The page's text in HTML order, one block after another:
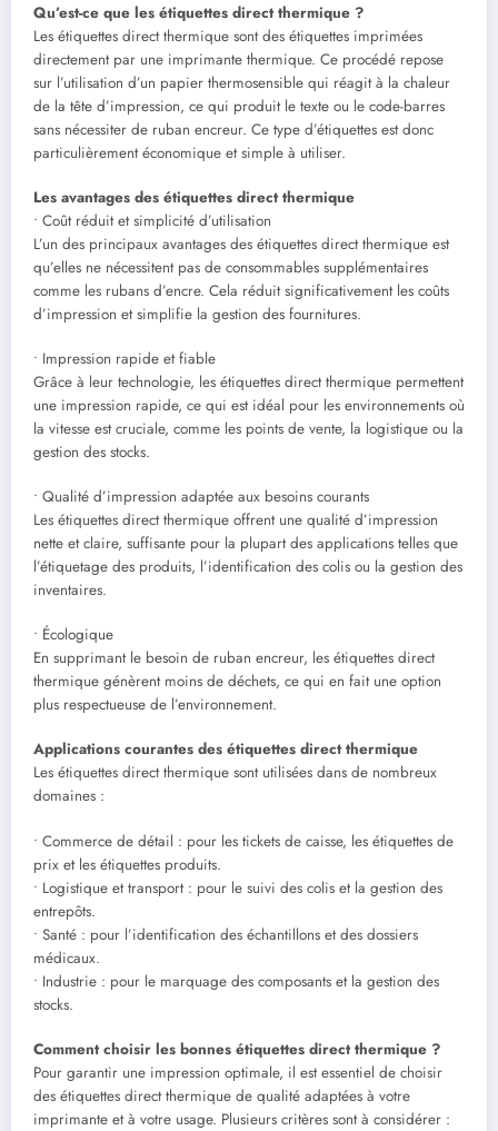
Qu’est-ce que les étiquettes direct thermique ?
Les étiquettes direct thermique sont des étiquettes imprimées
directement par une imprimante thermique. Ce procédé repose
sur l’utilisation d’un papier thermosensible qui réagit à la chaleur
de la tête d’impression, ce qui produit le texte ou le code-barres
sans nécessiter de ruban encreur. Ce type d’étiquettes est donc
particulièrement économique et simple à utiliser.
Les avantages des étiquettes direct thermique
• Coût réduit et simplicité d’utilisation
L’un des principaux avantages des étiquettes direct thermique est
qu’elles ne nécessitent pas de consommables supplémentaires
comme les rubans d’encre. Cela réduit significativement les coûts
d’impression et simplifie la gestion des fournitures.
• Impression rapide et fiable
Grâce à leur technologie, les étiquettes direct thermique permettent
une impression rapide, ce qui est idéal pour les environnements où
la vitesse est cruciale, comme les points de vente, la logistique ou la
gestion des stocks.
• Qualité d’impression adaptée aux besoins courants
Les étiquettes direct thermique offrent une qualité d’impression
nette et claire, suffisante pour la plupart des applications telles que
l’étiquetage des produits, l’identification des colis ou la gestion des
inventaires.
• Écologique
En supprimant le besoin de ruban encreur, les étiquettes direct
thermique génèrent moins de déchets, ce qui en fait une option
plus respectueuse de l’environnement.
Applications courantes des étiquettes direct thermique
Les étiquettes direct thermique sont utilisées dans de nombreux
domaines :
• Commerce de détail : pour les tickets de caisse, les étiquettes de
prix et les étiquettes produits.
• Logistique et transport : pour le suivi des colis et la gestion des
entrepôts.
• Santé : pour l’identification des échantillons et des dossiers
médicaux.
• Industrie : pour le marquage des composants et la gestion des
stocks.
Comment choisir les bonnes étiquettes direct thermique ?
Pour garantir une impression optimale, il est essentiel de choisir
des étiquettes direct thermique de qualité adaptées à votre
imprimante et à votre usage. Plusieurs critères sont à considérer :